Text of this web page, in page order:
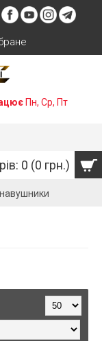
Пн, Ср, Пт
0 (0 грн.)